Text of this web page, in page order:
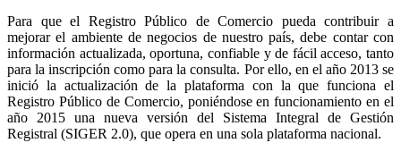
Para que el Registro Público de Comercio pueda contribuir a
mejorar el ambiente de negocios de nuestro país, debe contar con
información actualizada, oportuna, confiable y de fácil acceso, tanto
para la inscripción como para la consulta. Por ello, en el año 2013 se
inició la actualización de la plataforma con la que funciona el
Registro Público de Comercio, poniéndose en funcionamiento en el
año 2015 una nueva versión del Sistema Integral de Gestión
Registral (SIGER 2.0), que opera en una sola plataforma nacional.